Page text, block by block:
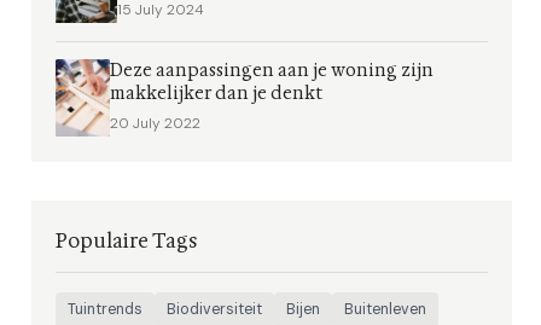
15 July 2024
Deze aanpassingen aan je woning zijn
makkelijker dan je denkt
20 July 2022
Populaire Tags
Tuintrends Biodiversiteit Bijen
Buitenleven